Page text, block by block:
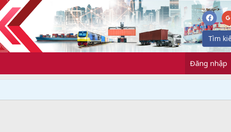
Đăng nhập